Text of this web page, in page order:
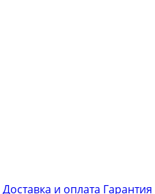
Доставка и оплата Гарантия